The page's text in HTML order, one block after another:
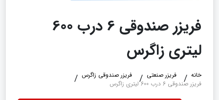
فریزر صندوقی 6 درب 600
لیتری زاگرس
خانه فریزر صنعتی
فریزر صندوقی زاگرس
فریزر صندوقی 6 درب 600 لیتری زاگرس